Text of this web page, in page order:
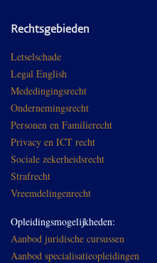
Rechtsgebieden
Letselschade
Legal English
Mededingingsrecht
Ondernemingsrecht
Personen en Familierecht
Privacy en ICT recht
Sociale zekerheidsrecht
Strafrecht
Vreemdelingenrecht
Opleidingsmogelijkheden:
Aanbod juridische cursussen
Aanbod specialisatieopleidingen